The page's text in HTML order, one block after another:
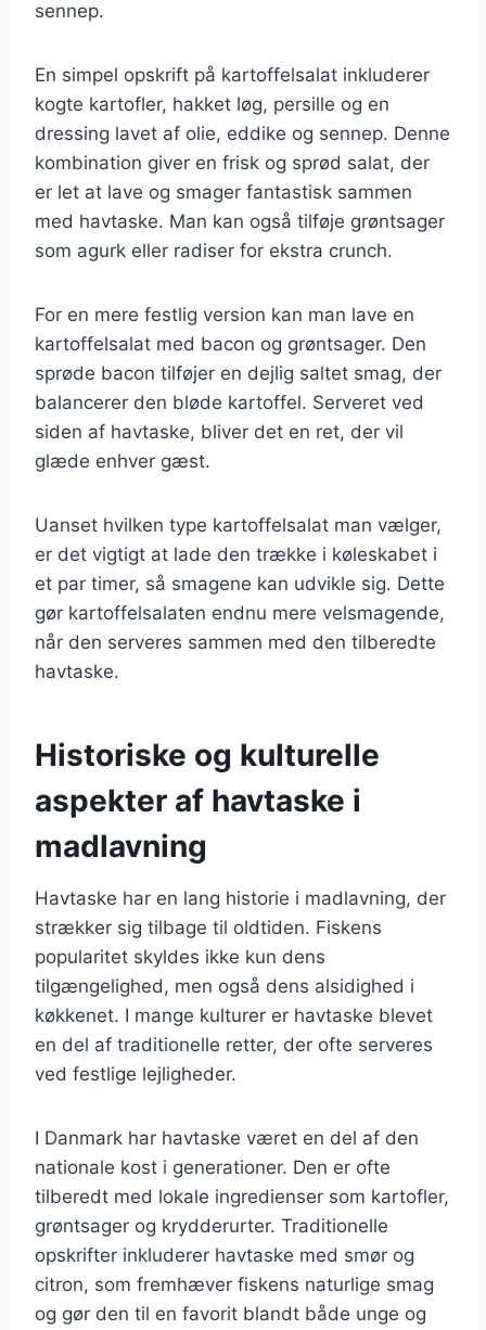
sennep.
En simpel opskrift på kartoffelsalat inkluderer
kogte kartofler, hakket løg, persille og en
dressing lavet af olie, eddike og sennep. Denne
kombination giver en frisk og sprød salat, der
er let at lave og smager fantastisk sammen
med havtaske. Man kan også tilføje grøntsager
som agurk eller radiser for ekstra crunch.
For en mere festlig version kan man lave en
kartoffelsalat med bacon og grøntsager. Den
sprøde bacon tilføjer en dejlig saltet smag, der
balancerer den bløde kartoffel. Serveret ved
siden af havtaske, bliver det en ret, der vil
glæde enhver gæst.
Uanset hvilken type kartoffelsalat man vælger,
er det vigtigt at lade den trække i køleskabet i
et par timer, så smagene kan udvikle sig. Dette
gør kartoffelsalaten endnu mere velsmagende,
når den serveres sammen med den tilberedte
havtaske.
Historiske og kulturelle
aspekter af havtaske i
madlavning
Havtaske har en lang historie i madlavning, der
strækker sig tilbage til oldtiden. Fiskens
popularitet skyldes ikke kun dens
tilgængelighed, men også dens alsidighed i
køkkenet. I mange kulturer er havtaske blevet
en del af traditionelle retter, der ofte serveres
ved festlige lejligheder.
I Danmark har havtaske været en del af den
nationale kost i generationer. Den er ofte
tilberedt med lokale ingredienser som kartofler,
grøntsager og krydderurter. Traditionelle
opskrifter inkluderer havtaske med smør og
citron, som fremhæver fiskens naturlige smag
og gør den til en favorit blandt både unge og